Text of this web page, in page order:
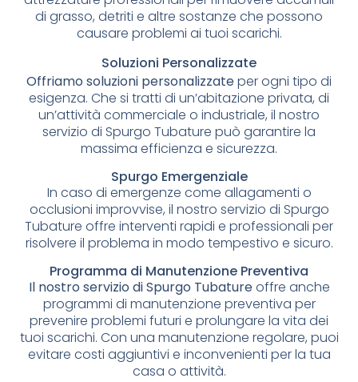
di grasso, detriti e altre sostanze che possono
causare problemi ai tuoi scarichi.
Soluzioni Personalizzate
Offriamo soluzioni personalizzateper ogni tipo di
esigenza. Che si tratti di un’abitazione privata, di
un’attività commerciale o industriale, il nostro
servizio di Spurgo Tubature può garantire la
massima efficienza e sicurezza.
Spurgo Emergenziale
In caso di emergenze come allagamenti o
occlusioni improvvise, il nostro servizio di Spurgo
Tubature offre interventi rapidi e professionali per
risolvere il problema in modo tempestivo e sicuro.
Programma di Manutenzione Preventiva
Il nostro servizio di Spurgo Tubatureoffre anche
programmi di manutenzione preventiva per
prevenire problemi futuri e prolungare la vita dei
tuoi scarichi. Con una manutenzione regolare, puoi
evitare costi aggiuntivi e inconvenienti per la tua
casa o attività.